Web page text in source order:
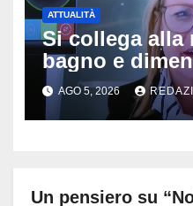
ATTUALITÀ
Si collega alla
bagno e
telecamera
vedono il
diventa virale
AGO 5, 2026
Un pensiero su